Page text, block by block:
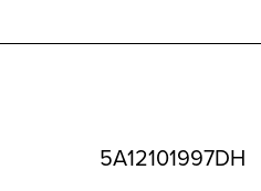
5A12101997DH